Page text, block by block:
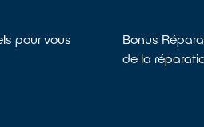
pour vous
Bonus
de la